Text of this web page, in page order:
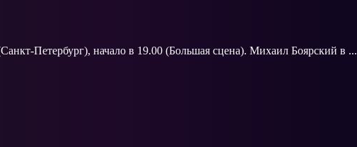
Петербург), начало в 19.00 (Большая сцена). Михаил Боярский в ...